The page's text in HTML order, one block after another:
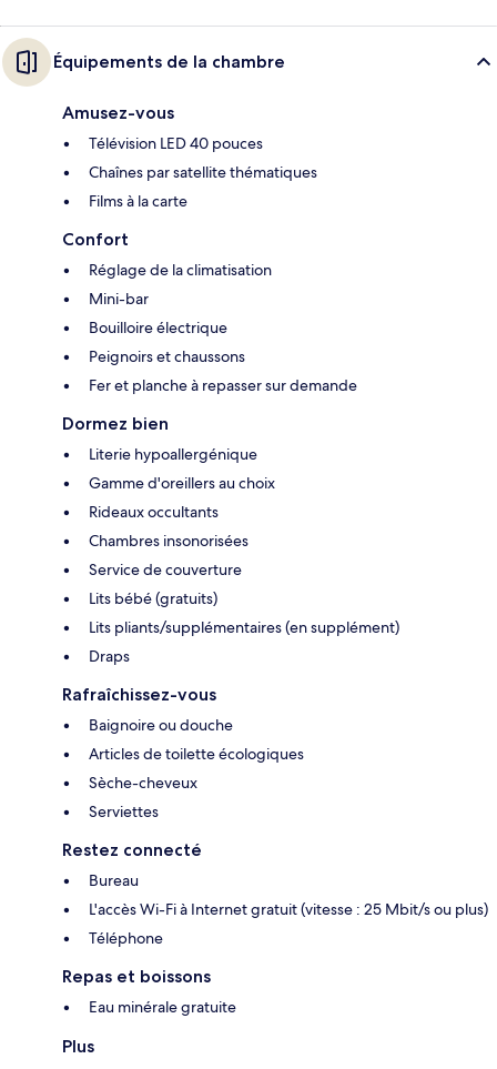
Équipements de la chambre
Amusez-vous
Télévision LED 40 pouces
Chaînes par satellite thématiques
Films à la carte
Confort
Réglage de la climatisation
Mini-bar
Bouilloire électrique
Peignoirs et chaussons
Fer et planche à repasser sur demande
Dormez bien
Literie hypoallergénique
Gamme d'oreillers au choix
Rideaux occultants
Chambres insonorisées
Service de couverture
Lits bébé (gratuits)
Lits pliants/supplémentaires (en supplément)
Draps
Rafraîchissez-vous
Baignoire ou douche
Articles de toilette écologiques
Sèche-cheveux
Serviettes
Restez connecté
Bureau
L'accès Wi-Fi à Internet gratuit (vitesse : 25 Mbit/s ou plus)
Téléphone
Repas et boissons
Eau minérale gratuite
Plus